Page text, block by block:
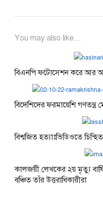
You may also like...
বিএনপি ফটোসেশন করে আর
বিদেশিদের ফরমায়েশি গণতন্ত্র
বিশ্বজিত হত্যাঃভিডিওতে
কালজয়ী লেখকের ২য় মৃত্যু
বঞ্চিত তাঁর উত্তরাধিকারীরা